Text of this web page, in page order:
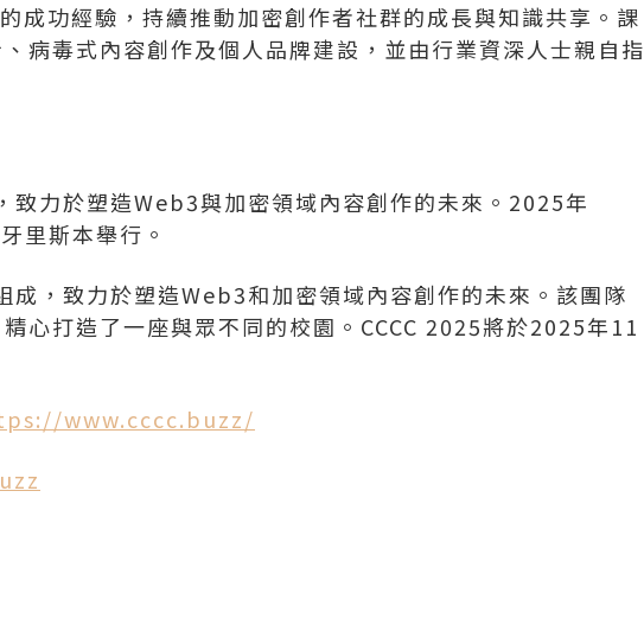
成功經驗，持續推動加密創作者社群的成長與知識共享。課
病毒式內容創作及個人品牌建設，並由行業資深人士親自指
致力於塑造Web3與加密領域內容創作的未來。2025年
里斯本舉行。
成，致力於塑造Web3和加密領域內容創作的未來。該團隊
心打造了一座與眾不同的校園。CCCC 2025將於2025年11
www.cccc.buzz/